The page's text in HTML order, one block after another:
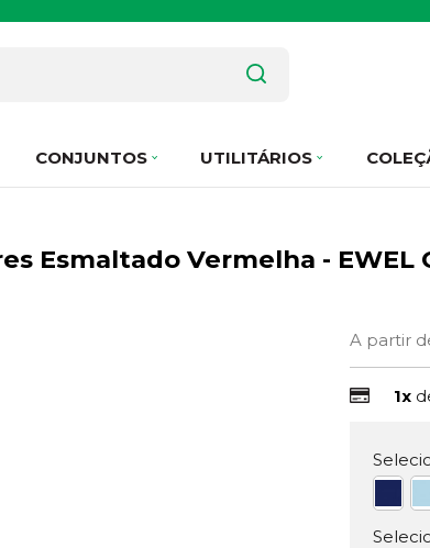
CONJUNTOS UTILITÁRIOS
Esmaltado Vermelha - EWEL
A partir
1x